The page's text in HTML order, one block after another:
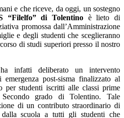
e che riceve, da oggi, un sostegno
“Filelfo” di Tolentino è lieto di
promossa dall’Amministrazione
e degli studenti che sceglieranno
di studi superiori presso il nostro
infatti deliberato un intervento
post-sisma finalizzato al
per studenti iscritti alle classi prime
grado di Tolentino. Tale
di un contributo straordinario di
scuola a tutti gli studenti che